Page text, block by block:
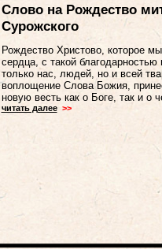
Слово на Рождество
Сурожского
Рождество Христово, которое
сердца, с такой
только нас, людей, но и всей
воплощение Слова Божия,
новую весть как о Боге, так и о
читать далее>>